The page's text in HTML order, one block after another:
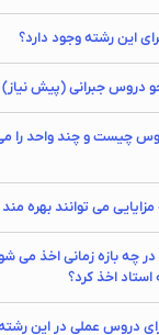
این رشته وجود دارد؟
دروس جبرانی (پیش نیاز)
چیست و چند واحد را
می توانند بهره
چه بازه زمانی اخذ می
اخذ کرد؟
دروس عملی در این